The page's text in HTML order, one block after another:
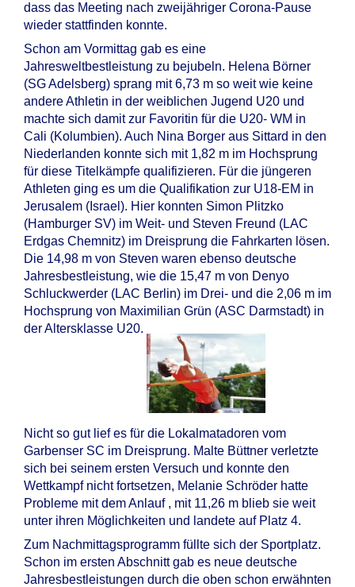
dass das Meeting nach zweijähriger Corona-Pause
wieder stattfinden konnte.
Schon am Vormittag gab es eine
Jahresweltbestleistung zu bejubeln. Helena Börner
(SG Adelsberg) sprang mit 6,73 m so weit wie keine
andere Athletin in der weiblichen Jugend U20 und
machte sich damit zur Favoritin für die U20- WM in
Cali (Kolumbien). Auch Nina Borger aus Sittard in den
Niederlanden konnte sich mit 1,82 m im Hochsprung
für diese Titelkämpfe qualifizieren. Für die jüngeren
Athleten ging es um die Qualifikation zur U18-EM in
Jerusalem (Israel). Hier konnten Simon Plitzko
(Hamburger SV) im Weit- und Steven Freund (LAC
Erdgas Chemnitz) im Dreisprung die Fahrkarten lösen.
Die 14,98 m von Steven waren ebenso deutsche
Jahresbestleistung, wie die 15,47 m von Denyo
Schluckwerder (LAC Berlin) im Drei- und die 2,06 m im
Hochsprung von Maximilian Grün (ASC Darmstadt) in
der Altersklasse U20.
Nicht so gut lief es für die Lokalmatadoren vom
Garbenser SC im Dreisprung. Malte Büttner verletzte
sich bei seinem ersten Versuch und konnte den
Wettkampf nicht fortsetzen, Melanie Schröder hatte
Probleme mit dem Anlauf , mit 11,26 m blieb sie weit
unter ihren Möglichkeiten und landete auf Platz 4.
Zum Nachmittagsprogramm füllte sich der Sportplatz.
Schon im ersten Abschnitt gab es neue deutsche
Jahresbestleistungen durch die oben schon erwähnten